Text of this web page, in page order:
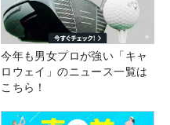
今年も男女プロが強い「キャ
ロウェイ」のニュース一覧は
こちら！